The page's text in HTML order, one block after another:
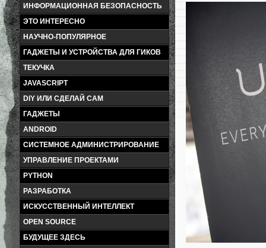
ИНФОРМАЦИОННАЯ БЕЗОПАСНОСТЬ
ЭТО ИНТЕРЕСНО
НАУЧНО-ПОПУЛЯРНОЕ
ГАДЖЕТЫ И УСТРОЙСТВА ДЛЯ ГИКОВ
ТЕКУЧКА
JAVASCRIPT
DIY ИЛИ СДЕЛАЙ САМ
ГАДЖЕТЫ
ANDROID
СИСТЕМНОЕ АДМИНИСТРИРОВАНИЕ
УПРАВЛЕНИЕ ПРОЕКТАМИ
PYTHON
РАЗРАБОТКА
ИСКУССТВЕННЫЙ ИНТЕЛЛЕКТ
OPEN SOURCE
БУДУЩЕЕ ЗДЕСЬ